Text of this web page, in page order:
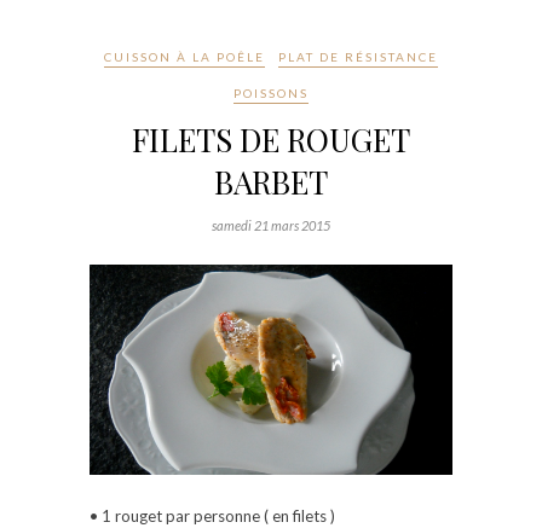
CUISSON À LA POÊLE PLAT DE RÉSISTANCE
POISSONS
FILETS DE ROUGET
BARBET
samedi 21 mars 2015
• 1 rouget par personne ( en filets )